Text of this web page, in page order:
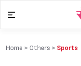
content
Home > Others > Sports